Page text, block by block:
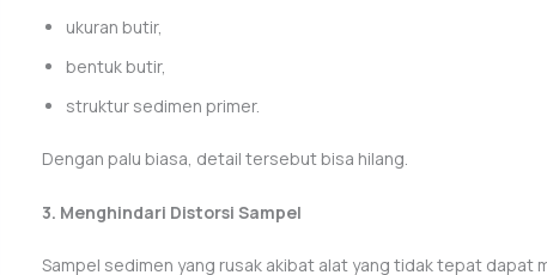
ukuran butir,
bentuk butir,
struktur sedimen primer.
Dengan palu biasa, detail tersebut bisa hilang.
3. Menghindari Distorsi Sampel
Sampel sedimen yang rusak akibat alat yang tidak tepat dapat